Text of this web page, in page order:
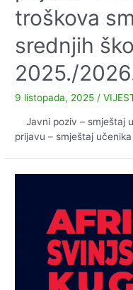
troškova
srednjih
2025./
9 listopada, 2025/
Javni poziv – smještaj
prijavu – smještaj